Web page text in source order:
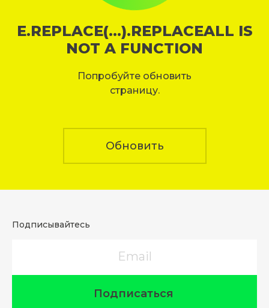
E.REPLACE(...).REPLACEALL IS
NOT A FUNCTION
Попробуйте обновить
страницу.
Обновить
Подписывайтесь
Подписаться